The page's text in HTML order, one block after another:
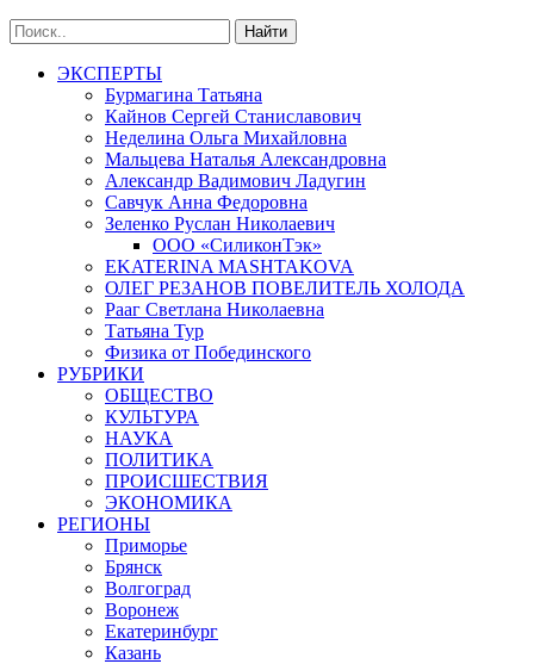
ЭКСПЕРТЫ
Бурмагина Татьяна
Кайнов Сергей Станиславович
Неделина Ольга Михайловна
Мальцева Наталья Александровна
Александр Вадимович Ладугин
Савчук Анна Федоровна
Зеленко Руслан Николаевич
ООО «СиликонТэк»
EKATERINA MASHTAKOVA
ОЛЕГ РЕЗАНОВ ПОВЕЛИТЕЛЬ ХОЛОДА
Рааг Светлана Николаевна
Татьяна Тур
Физика от Побединского
РУБРИКИ
ОБЩЕСТВО
КУЛЬТУРА
НАУКА
ПОЛИТИКА
ПРОИСШЕСТВИЯ
ЭКОНОМИКА
РЕГИОНЫ
Приморье
Брянск
Волгоград
Воронеж
Екатеринбург
Казань